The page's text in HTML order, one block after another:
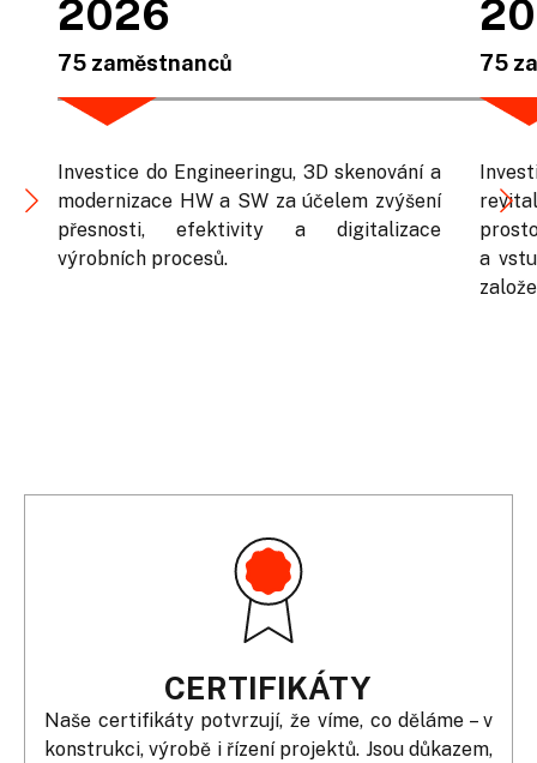
2026
75 zaměstnanců
Investice do Engineeringu, 3D skenování a
modernizace HW a SW za účelem zvýšení
přesnosti, efektivity a digitalizace
výrobních procesů.
75
a
CERTIFIKÁTY
Naše certifikáty potvrzují, že víme, co děláme – v
konstrukci, výrobě i řízení projektů. Jsou důkazem,